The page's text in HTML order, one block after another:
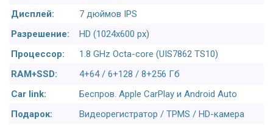
Дисплей:
7 дюймов IPS
Разрешение:
HD (1024х600 px)
Процессор:
1.8 GHz Octa-core (UIS7862 TS10)
RAM+SSD:
4+64 / 6+128 / 8+256 Гб
Car link:
Беспров. Apple CarPlay и Android Auto
Подарок:
Видеорегистратор / TPMS / HD-камера